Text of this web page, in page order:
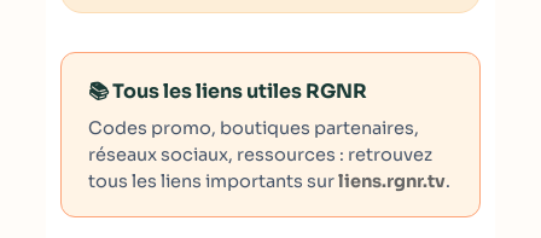
📚 Tous les liens utiles RGNR
Codes promo, boutiques partenaires,
réseaux sociaux, ressources : retrouvez
tous les liens importants surliens.rgnr.tv.